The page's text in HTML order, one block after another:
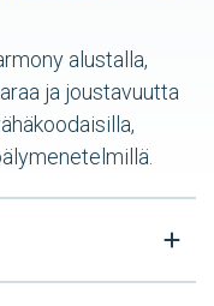
alustalla,
ja joustavuutta